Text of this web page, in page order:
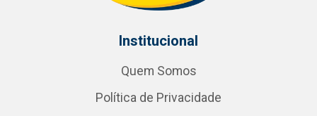
Institucional
Quem Somos
Política de Privacidade